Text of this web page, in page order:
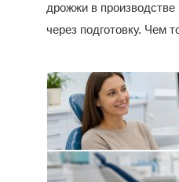
дрожжи в производстве
через подготовку. Чем